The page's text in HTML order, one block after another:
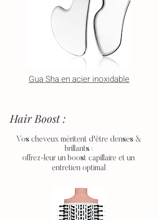
Gua Sha en acier inoxidable
Hair Boost :
Vos cheveux méritent d'être denses &
brillants :
offrez-leur un boost capillaire et un
entretien optimal